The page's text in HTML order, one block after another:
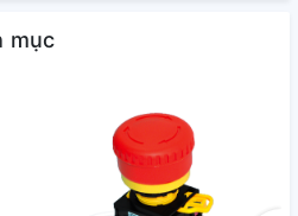
tuyệt đối và tạo niềm tin
hàng khi sử dụng tất cả các
mục